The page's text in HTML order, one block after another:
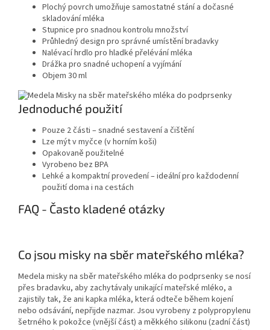
Plochý povrch umožňuje samostatné stání a dočasné
skladování mléka
Stupnice pro snadnou kontrolu množství
Průhledný design pro správné umístění bradavky
Nalévací hrdlo pro hladké přelévání mléka
Drážka pro snadné uchopení a vyjímání
Objem 30 ml
Jednoduché použití
Pouze 2 části – snadné sestavení a čištění
Lze mýt v myčce (v horním koši)
Opakovaně použitelné
Vyrobeno bez BPA
Lehké a kompaktní provedení – ideální pro každodenní
použití doma i na cestách
FAQ - Často kladené otázky
Co jsou misky na sběr mateřského mléka?
Medela misky na sběr mateřského mléka do podprsenky se nosí
přes bradavku, aby zachytávaly unikající mateřské mléko, a
zajistily tak, že ani kapka mléka, která odteče během kojení
nebo odsávání, nepřijde nazmar. Jsou vyrobeny z polypropylenu
šetrného k pokožce (vnější část) a měkkého silikonu (zadní část)